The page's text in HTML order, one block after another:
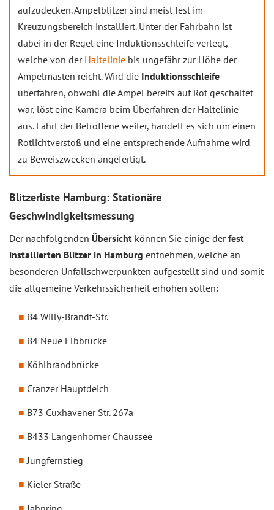
aufzudecken. Ampelblitzer sind meist fest im
Kreuzungsbereich installiert. Unter der Fahrbahn ist
dabei in der Regel eine Induktionsschleife verlegt,
welche von der Haltelinie bis ungefähr zur Höhe der
Ampelmasten reicht. Wird die Induktionsschleife
überfahren, obwohl die Ampel bereits auf Rot geschaltet
war, löst eine Kamera beim Überfahren der Haltelinie
aus. Fährt der Betroffene weiter, handelt es sich um einen
Rotlichtverstoß und eine entsprechende Aufnahme wird
zu Beweiszwecken angefertigt.
Blitzerliste Hamburg: Stationäre
Geschwindigkeitsmessung
Der nachfolgenden Übersicht können Sie einige derfest
installierten Blitzer in Hamburg entnehmen, welche an
besonderen Unfallschwerpunkten aufgestellt sind und somit
die allgemeine Verkehrssicherheit erhöhen sollen:
B4 Willy-Brandt-Str.
B4 Neue Elbbrücke
Köhlbrandbrücke
Cranzer Hauptdeich
B73 Cuxhavener Str. 267a
B433 Langenhorner Chaussee
Jungfernstieg
Kieler Straße